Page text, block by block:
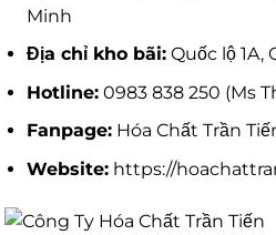
Minh
Địa chỉ kho bãi: Quốc lộ 1A,
Hotline: 0983 838 250 (Ms
Fanpage: Hóa Chất Trần
Website: https://